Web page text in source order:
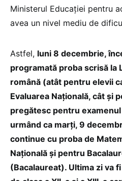
Ministerul Educației pentru
avea un nivel mediu de
Astfel, luni 8 decembrie,
programată proba scrisă la
română (atât pentru elevii
Evaluarea Națională, cât și
pregătesc pentru
urmând ca marți, 9
continue cu proba de
Națională și pentru
(Bacalaureat). Ultima zi va